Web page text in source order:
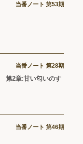
当番ノート 第53期
当番ノート 第28期
第2章:甘い匂いのす
当番ノート 第46期